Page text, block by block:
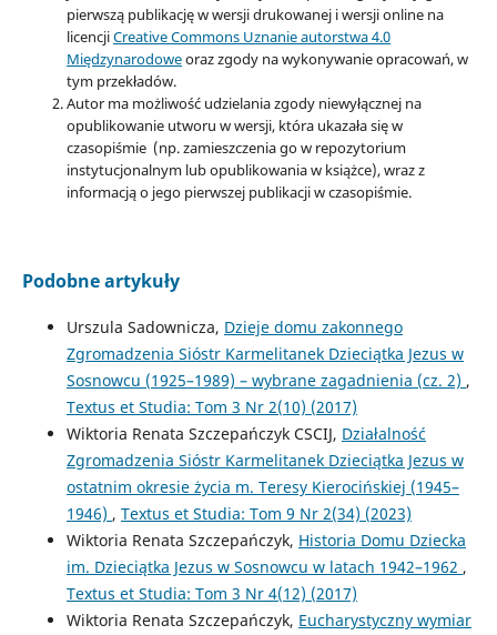
pierwszą publikację w wersji drukowanej i wersji online na
licencjiCreative Commons Uznanie autorstwa 4.0
Międzynarodoweoraz zgody na wykonywanie opracowań, w
tym przekładów.
Autor ma możliwość udzielania zgody niewyłącznej na
opublikowanie utworu w wersji, która ukazała się w
czasopiśmie (np. zamieszczenia go w repozytorium
instytucjonalnym lub opublikowania w książce), wraz z
informacją o jego pierwszej publikacji w czasopiśmie.
Podobne artykuły
Urszula Sadownicza, Dzieje domu zakonnego
Zgromadzenia Sióstr Karmelitanek Dzieciątka Jezus w
Sosnowcu (1925–1989) – wybrane zagadnienia (cz. 2) ,
Textus et Studia: Tom 3 Nr 2(10) (2017)
Wiktoria Renata Szczepańczyk CSCIJ, Działalność
Zgromadzenia Sióstr Karmelitanek Dzieciątka Jezus w
ostatnim okresie życia m. Teresy Kierocińskiej (1945–
1946) , Textus et Studia: Tom 9 Nr 2(34) (2023)
Wiktoria Renata Szczepańczyk, Historia Domu Dziecka
im. Dzieciątka Jezus w Sosnowcu w latach 1942–1962 ,
Textus et Studia: Tom 3 Nr 4(12) (2017)
Wiktoria Renata Szczepańczyk, Eucharystyczny wymiar